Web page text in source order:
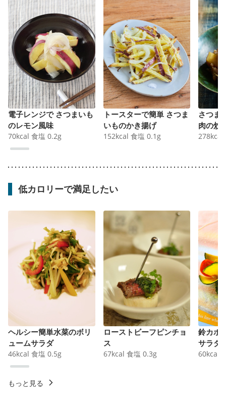
電子レンジで さつまいも
のレモン風味
70kcal 食塩 0.2g
トースターで簡単 さつま
いものかき揚げ
152kcal 食塩 0.1 g
さつま
肉の炒
278kcal
低カロリーで満足したい
ヘルシー簡単水菜のボリ
ュームサラダ
46kcal 食塩 0.5g
ローストビーフピンチョ
ス
67kcal 食塩 0.3g
鈴カボ
サラダ
60kcal
もっと見る